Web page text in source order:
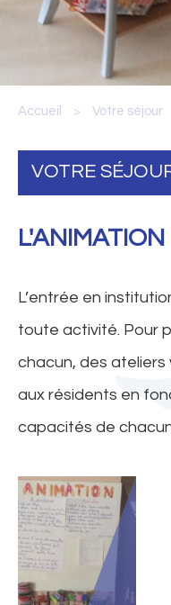
Accueil > Votre séjour
VOTRE
L'ANIMATION
L’entrée en
toute activité. Pour
chacun, des ateliers
aux résidents en
capacités de